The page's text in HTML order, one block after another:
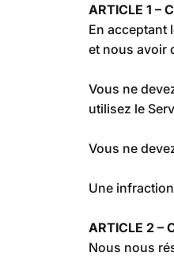
ARTICLE 1 –
En acceptant
et nous avoir
Vous ne
utilisez le
Vous ne
Une
ARTICLE 2 –
Nous nous